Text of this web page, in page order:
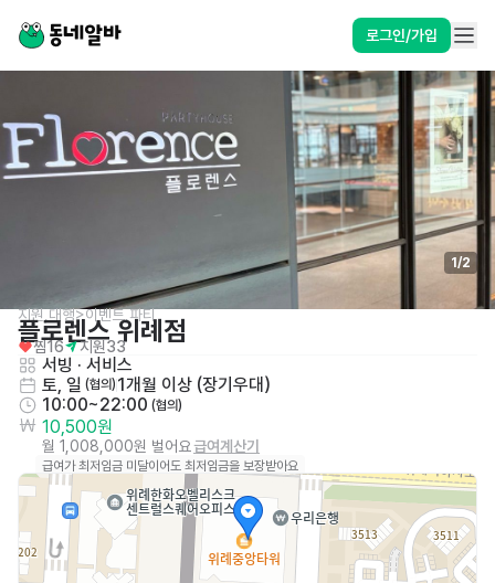
로그인/가입
1/2
지원,대행>이벤트,파티
플로렌스 위례점
찜16 지원33
서빙 · 서비스
토, 일 (협의) 1개월 이상 (장기우대)
10:00~22:00 (협의)
10,500원
월 1,008,000원 벌어요급여계산기
급여가 최저임금 미달이어도 최저임금을 보장받아요